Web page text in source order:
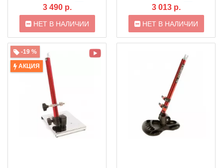
3 490 р.
НЕТ В НАЛИЧИИ
3 013 р.
НЕТ В НАЛИЧИИ
-19 %
АКЦИЯ